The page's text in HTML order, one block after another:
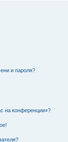
и пароля?
на конференции»?